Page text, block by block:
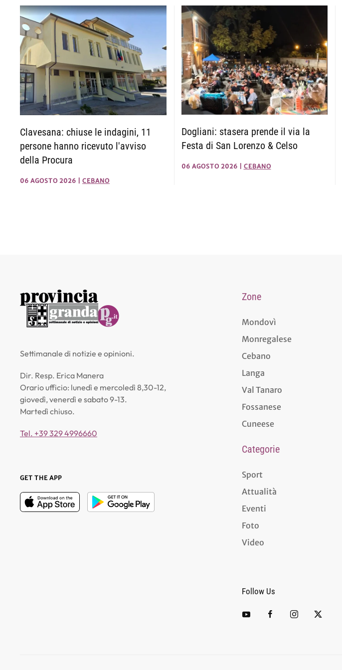
Clavesana: chiuse le indagini, 11
persone hanno ricevuto l'avviso
della Procura
06 AGOSTO 2026 CEBANO
Dogliani: stasera prende il via la
Festa di San Lorenzo & Celso
06 AGOSTO 2026 CEBANO
Settimanale di notizie e opinioni.
Dir. Resp. Erica Manera
Orario ufficio: lunedì e mercoledì 8,30-12,
giovedì, venerdì e sabato 9-13.
Martedì chiuso.
Tel. +39 329 4996660
GET THE APP
Zone
Mondovì
Monregalese
Cebano
Langa
Val Tanaro
Fossanese
Cuneese
Categorie
Sport
Attualità
Eventi
Foto
Video
Follow Us